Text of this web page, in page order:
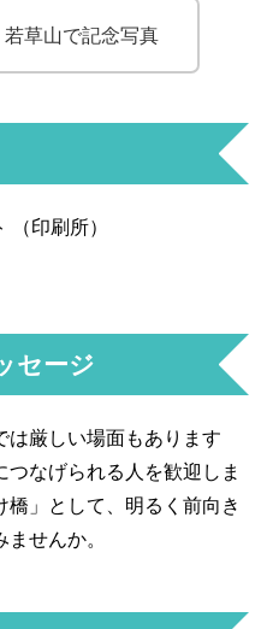
草山で記念写真
（印刷所）
セージ
は厳しい場面もあります
なげられる人を歓迎しま
」として、明るく前向き
せんか。